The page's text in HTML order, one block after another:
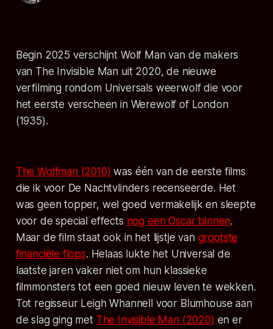
Begin 2025 verschijnt Wolf Manvan de makers
van The Invisible Man uit 2020, de nieuwe
verfilming rondom Universals weerwolf die voor
het eerste verscheen in Werewolf of London
(1935).
The Wolfman (2010) was één van de eerste films
die ik voor De Nachtvlinders recenseerde. Het
was geen topper, wel goed vermakelijk en sleepte
voor de special effects nog een Oscar binnen.
Maar de film staat ook in het lijstje van grootste
financiële flops. Helaas lukte het Universal de
laatste jaren vaker niet om hun klassieke
filmmonsters tot een goed nieuw leven te wekken.
Tot regisseur Leigh Whannell voor Blumhouse aan
de slag ging met The Invisible Man (2020) en er